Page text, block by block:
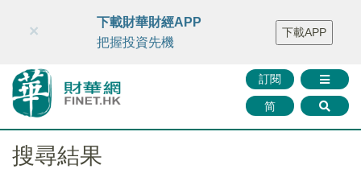
財華智庫網 FINTV FINMETA 財華證券 媒體矩陣
智庫沙龍
聯絡我們
訂閱
简
×
下載財華財經APP
把握投資先機
下載APP
搜尋結果